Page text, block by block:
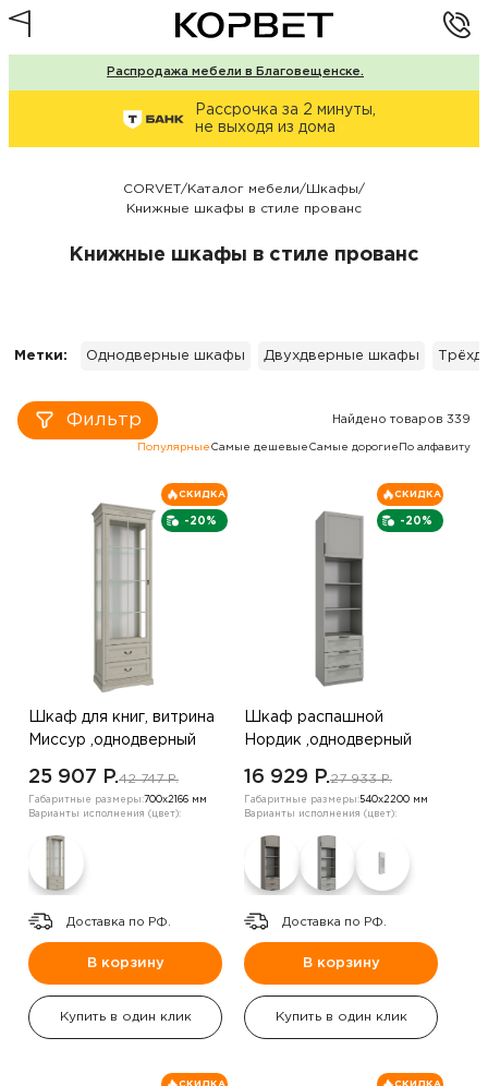
Распродажа мебели в Благовещенске.
Рассрочка за 2 минуты,
не выходя из дома
CORVET/Каталог мебели/ Шкафы/
Книжные шкафы в стиле прованс
Книжные шкафы в стиле прованс
Метки: Однодверные шкафы Двухдверные шкафы
Фильтр Найдено товаров 339
Популярные Самые дешевые Самые дорогие По алфавиту
-20%
СКИДКА
Шкаф для книг, витрина
Миссур ,однодверный
25 907 P.42 747 P.
Габаритные размеры: 700х2166 мм
Варианты исполнения (цвет):
Доставка по РФ.
В корзину
Купить в один клик
-20%
СКИДКА
Шкаф распашной
Нордик ,однодверный
16 929 P.27 933 P.
Габаритные размеры:540х2200 мм
Варианты исполнения (цвет):
Доставка по РФ.
В корзину
Купить в один клик
СКИДКА СКИДКА